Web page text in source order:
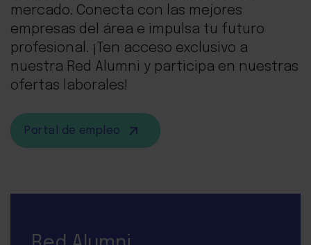
mercado. Conecta con las mejores
empresas del área e impulsa tu futuro
profesional. ¡Ten acceso exclusivo a
nuestra Red Alumni y participa en nuestras
ofertas laborales!
Portal de empleo